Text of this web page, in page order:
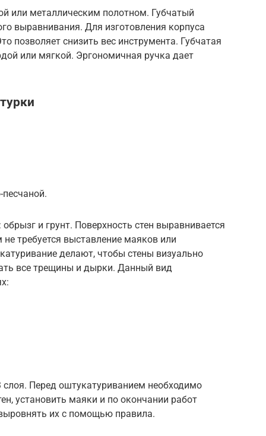
или металлическим полотном. Губчатый
выравнивания. Для изготовления корпуса
позволяет снизить вес инструмента. Губчатая
или мягкой. Эргономичная ручка дает
и грунт. Поверхность стен выравнивается
требуется выставление маяков или
делают, чтобы стены визуально
все трещины и дырки. Данный вид
Перед оштукатуриванием необходимо
установить маяки и по окончании работ
их с помощью правила.